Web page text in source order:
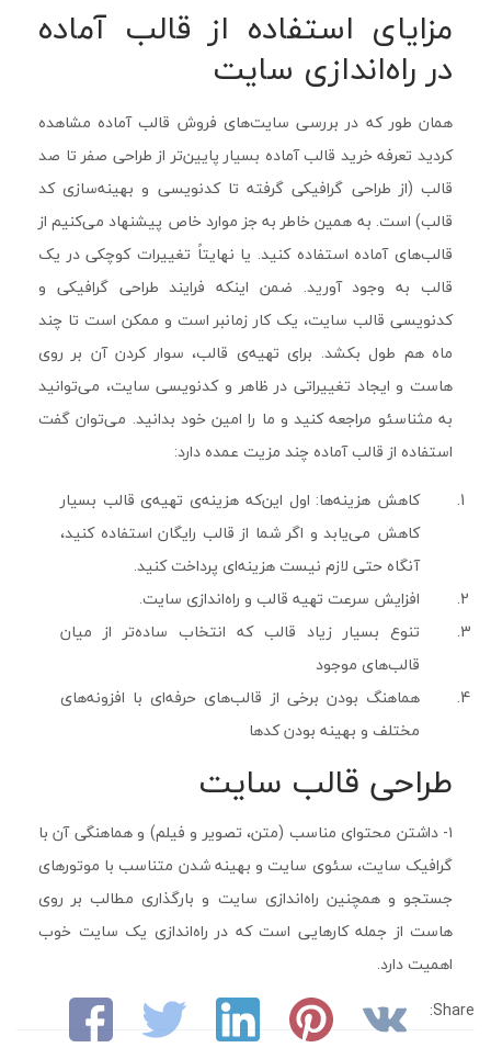
مزایای استفاده از قالب آماده
در راه‌اندازی سایت
همان طور که در بررسی سایت‌های فروش قالب آماده مشاهده
کردید تعرفه خرید قالب آماده بسیار پایین‌تر از طراحی صفر تا صد
قالب (از طراحی گرافیکی گرفته تا کدنویسی و بهینه‌سازی کد
قالب) است. به همین خاطر به جز موارد خاص پیشنهاد می‌کنیم از
قالب‌های آماده استفاده کنید. یا نهایتاً تغییرات کوچکی در یک
قالب به وجود آورید. ضمن اینکه فرایند طراحی گرافیکی و
کدنویسی قالب سایت، یک کار زمانبر است و ممکن است تا چند
ماه هم طول بکشد. برای تهیه‌ی قالب، سوار کردن آن بر روی
هاست و ایجاد تغییراتی در ظاهر و کدنویسی سایت، می‌توانید
به مثناسئو مراجعه کنید و ما را امین خود بدانید. می‌توان گفت
استفاده از قالب آماده چند مزیت عمده دارد:
کاهش هزینه‌ها: اول این‌که هزینه‌ی تهیه‌ی قالب بسیار
کاهش می‌یابد و اگر شما از قالب رایگان استفاده کنید،
آنگاه حتی لازم نیست هزینه‌ای پرداخت کنید.
افزایش سرعت تهیه‌ قالب و راه‌اندازی سایت.
تنوع بسیار زیاد قالب که انتخاب ساده‌تر از میان
قالب‌های موجود
هماهنگ بودن برخی از قالب‌های حرفه‌ای با افزونه‌های
مختلف و بهینه بودن کدها
طراحی قالب سایت
۱- داشتن محتوای مناسب (متن، تصویر و فیلم) و هماهنگی آن با
گرافیک سایت، سئوی سایت و بهینه شدن متناسب با موتورهای
جستجو و همچنین راه‌اندازی سایت و بارگذاری مطالب بر روی
هاست از جمله کارهایی است که در راه‌اندازی یک سایت خوب
اهمیت دارد.
Share: